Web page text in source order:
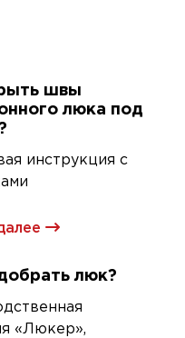
швы
люка под
инструкция с
люк?
«Люкер»,